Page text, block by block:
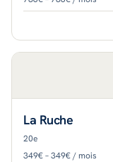
La Ruche
20e
349€ – 349€ / mois